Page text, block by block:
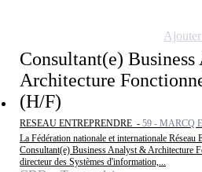
Consultant(e)
Architecture
(H/F)
RESEAU ENTREPRENDRE - 59 - MARCQ
La Fédération nationale et internationale Réseau
Consultant(e) Business Analyst & Architecture
directeur des Systèmes d'information,...